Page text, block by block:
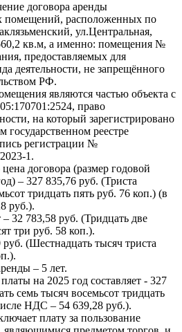
договора аренды
расположенных по
ул.Центральная,
кв.м, а именно: помещения №
предоставляемых для
деятельности, не запрещённого
РФ.
являются частью объекта с
право
на который зарегистрировано
государственном реестре
регистрации №
1.
договора (размер годовой
– 327 835,76 руб. (Триста
тридцать пять руб. 76 коп.) (в
руб.).
– 32 783,58 руб. (Тридцать две
три руб. 58 коп.).
(Шестнадцать тысяч триста
– 5 лет.
на 2025 год составляет - 327
семь тысяч восемьсот тридцать
НДС – 54 639,28 руб.).
плату за пользование